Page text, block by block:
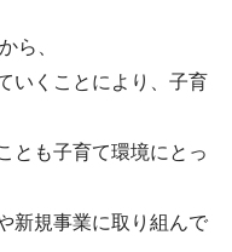
ら、
いくことにより、子育
も子育て環境にとっ
新規事業に取り組んで